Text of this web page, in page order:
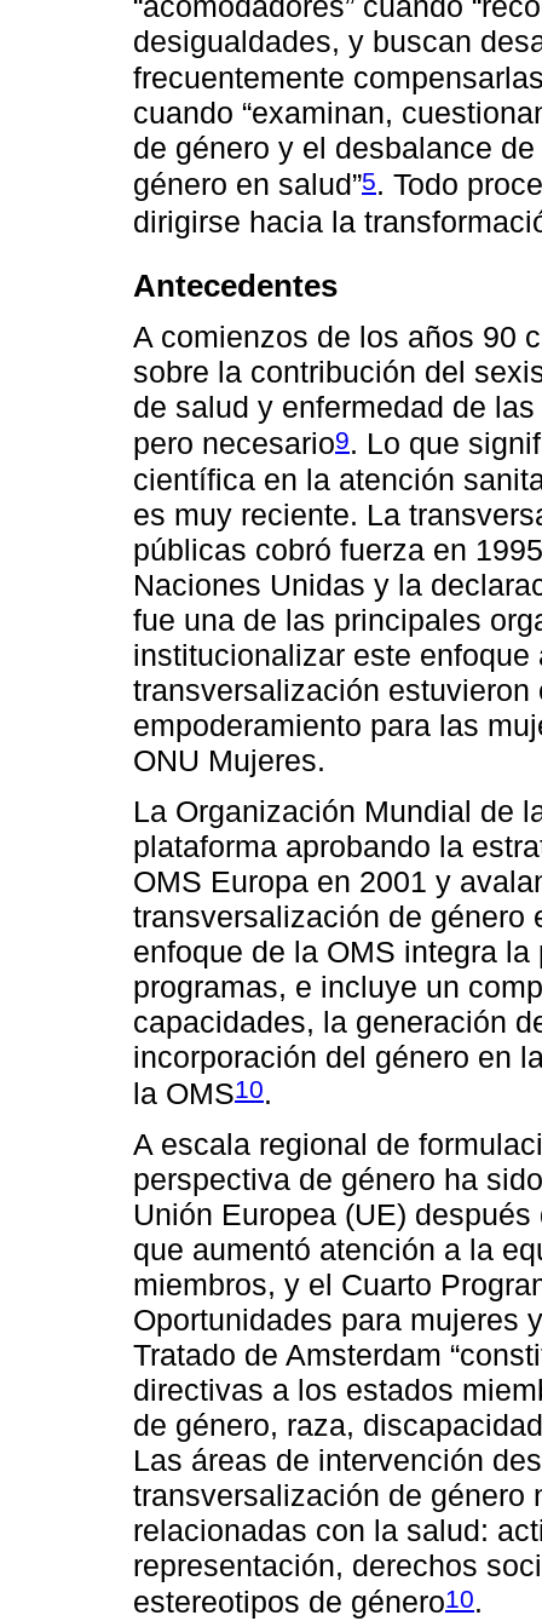
desigualdades, y buscan
frecuentemente
cuando “examinan,
de género y el desbalance
género en salud”5. Todo
dirigirse hacia la
Antecedentes
A comienzos de los años 90
sobre la contribución del
de salud y enfermedad de
pero necesario9. Lo que
científica en la atención
es muy reciente. La
públicas cobró fuerza en
Naciones Unidas y la
fue una de las principales
institucionalizar este
transversalización
empoderamiento para las
ONU Mujeres.
La Organización Mundial de
plataforma aprobando la
OMS Europa en 2001 y
transversalización de género
enfoque de la OMS integra
programas, e incluye un
capacidades, la generación
incorporación del género en
la OMS10.
A escala regional de
perspectiva de género ha
Unión Europea (UE)
que aumentó atención a la
miembros, y el Cuarto
Oportunidades para mujeres
Tratado de Amsterdam
directivas a los estados
de género, raza,
Las áreas de intervención
transversalización de género
relacionadas con la salud:
representación, derechos
estereotipos de género10.